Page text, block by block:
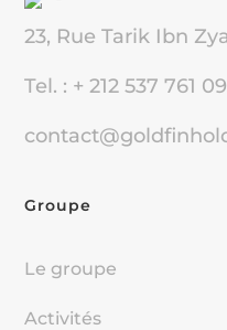
23, Rue Tarik Ibn
Tel. : + 212 537 761
Groupe
Le groupe
Activités